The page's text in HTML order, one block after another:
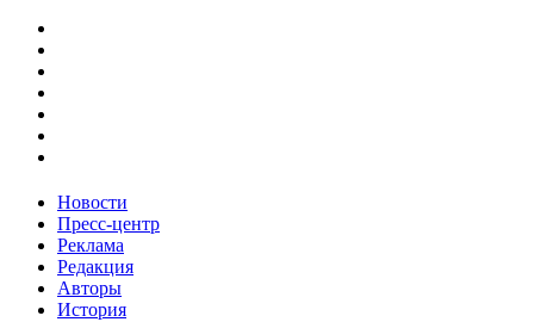
Новости
Пресс-центр
Реклама
Редакция
Авторы
История